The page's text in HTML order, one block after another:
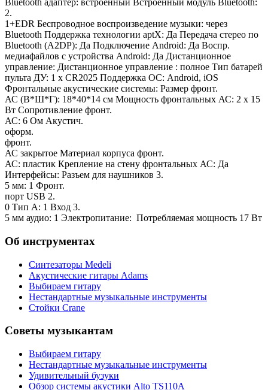
Bluetooth адаптер: встроенный Встроенный модуль Bluetooth:
2.
1+EDR Беспроводное воспроизведение музыки: через
Bluetooth Поддержка технологии aptX: Да Передача стерео по
Bluetooth (A2DP): Да Подключение Android: Да Воспр.
медиафайлов с устройства Android: Да Дистанционное
управление: Дистанционное управление : полное Тип батарей
пульта ДУ: 1 x CR2025 Поддержка ОС: Android, iOS
Фронтальные акустические системы: Размер фронт.
АС (В*Ш*Г): 18*40*14 см Мощность фронтальных АС: 2 x 15
Вт Сопротивление фронт.
АС: 6 Ом Акустич.
оформ.
фронт.
АС закрытое Материал корпуса фронт.
АС: пластик Крепление на стену фронтальных АС: Да
Интерфейсы: Разъем для наушников 3.
5 мм: 1 Фронт.
порт USB 2.
0 Тип A: 1 Вход 3.
5 мм аудио: 1 Электропитание: Потребляемая мощность 17 Вт
Об инструментах
Синтезаторы Мedeli
Акустические гитары Adams
Выбираем гитару
Нестандартные музыкальные инструменты
Стойки Crane
Советы музыкантам
Выбираем гитару
Нестандартные музыкальные инструменты
Удивительный бузуки
Обзор системы акустики Alto TS110A